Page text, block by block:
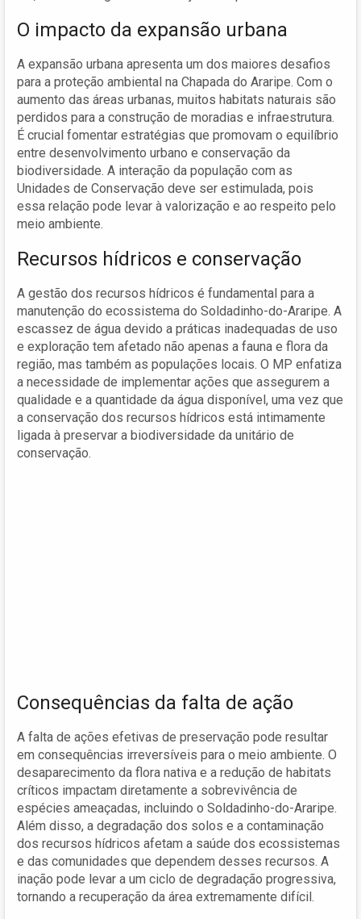
O impacto da expansão urbana
A expansão urbana apresenta um dos maiores desafios
para a proteção ambiental na Chapada do Araripe. Com o
aumento das áreas urbanas, muitos habitats naturais são
perdidos para a construção de moradias e infraestrutura.
É crucial fomentar estratégias que promovam o equilíbrio
entre desenvolvimento urbano e conservação da
biodiversidade. A interação da população com as
Unidades de Conservação deve ser estimulada, pois
essa relação pode levar à valorização e ao respeito pelo
meio ambiente.
Recursos hídricos e conservação
A gestão dos recursos hídricos é fundamental para a
manutenção do ecossistema do Soldadinho-do-Araripe. A
escassez de água devido a práticas inadequadas de uso
e exploração tem afetado não apenas a fauna e flora da
região, mas também as populações locais. O MP enfatiza
a necessidade de implementar ações que assegurem a
qualidade e a quantidade da água disponível, uma vez que
a conservação dos recursos hídricos está intimamente
ligada à preservar a biodiversidade da unitário de
conservação.
Consequências da falta de ação
A falta de ações efetivas de preservação pode resultar
em consequências irreversíveis para o meio ambiente. O
desaparecimento da flora nativa e a redução de habitats
críticos impactam diretamente a sobrevivência de
espécies ameaçadas, incluindo o Soldadinho-do-Araripe.
Além disso, a degradação dos solos e a contaminação
dos recursos hídricos afetam a saúde dos ecossistemas
e das comunidades que dependem desses recursos. A
inação pode levar a um ciclo de degradação progressiva,
tornando a recuperação da área extremamente difícil.